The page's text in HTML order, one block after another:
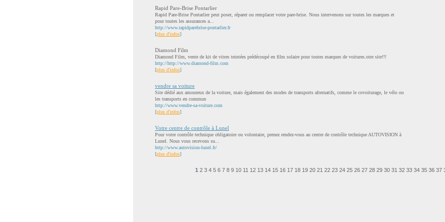
Rapid Pare-Brise Pontarlier
Rapid Pare-Brise Pontarlier peut poser, réparer ou remplacer votre pare-brise. Nous intervenons sur toutes les marques et
pour toutes les assurances a...
http://www.rapidparebrise-pontarlier.fr
[plus d'infos]
Diamond Film
Diamond Film, vente de kit de vitres teintées prédécoupé en film solaire pour toutes marques de voitures.otre site!!!
http://http://www.diamond-film.com
[plus d'infos]
vendre sa voiture
Site dédié aux amoureux de la voiture, mais également des modes de transports alternatifs, comme le covoiturage, le vélo ou
les transports en commun
http://www.vendre-sa-voiture.com
[plus d'infos]
Votre centre de contrôle à Lunel
Pour votre contrôle technique obligatoire ou volontaire, prenez rendez-vous au centre de contrôle technique AUTOVISION à
Lunel. Nous vous recevons su...
http://www.autovision-lunel.fr/
[plus d'infos]
1 2 3 4 5 6 7 8 9 10 11 12 13 14 15 16 17 18 19 20 21 22 23 24 25 26 27 28 29 30 31 32 33 34 35 36 37